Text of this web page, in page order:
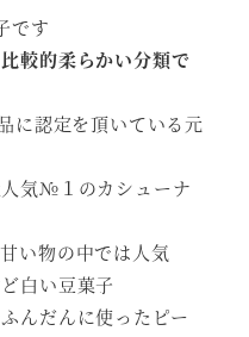
です
較的柔らかい分類で
に認定を頂いている元
気№１のカシューナ
い物の中では人気
白い豆菓子
んだんに使ったピー